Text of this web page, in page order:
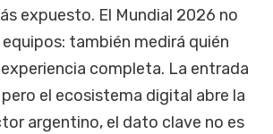
expuesto. El Mundial 2026 no
también medirá quién
completa. La entrada
el ecosistema digital abre la
argentino, el dato clave no es